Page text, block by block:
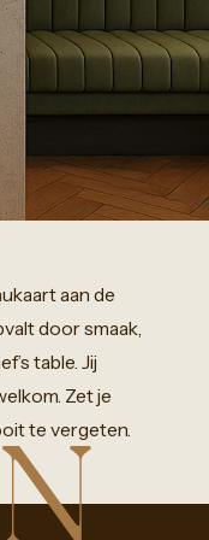
aan de
doorsmaak,
table. Jij
Zetje
te vergeten.